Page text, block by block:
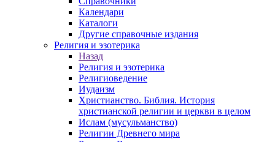
Календари
Каталоги
Другие справочные издания
Религия и эзотерика
Назад
Религия и эзотерика
Религиоведение
Иудаизм
Христианство. Библия. История
христианской религии и церкви в целом
Ислам (мусульманство)
Религии Древнего мира